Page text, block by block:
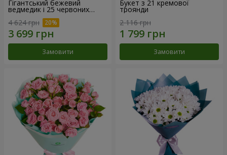
Гігантський бежевий
ведмедик і 25 червоних
троянд
4 624 грн
Замовити
Букет з 21 кремової
троянди
2 116 грн
Замовити